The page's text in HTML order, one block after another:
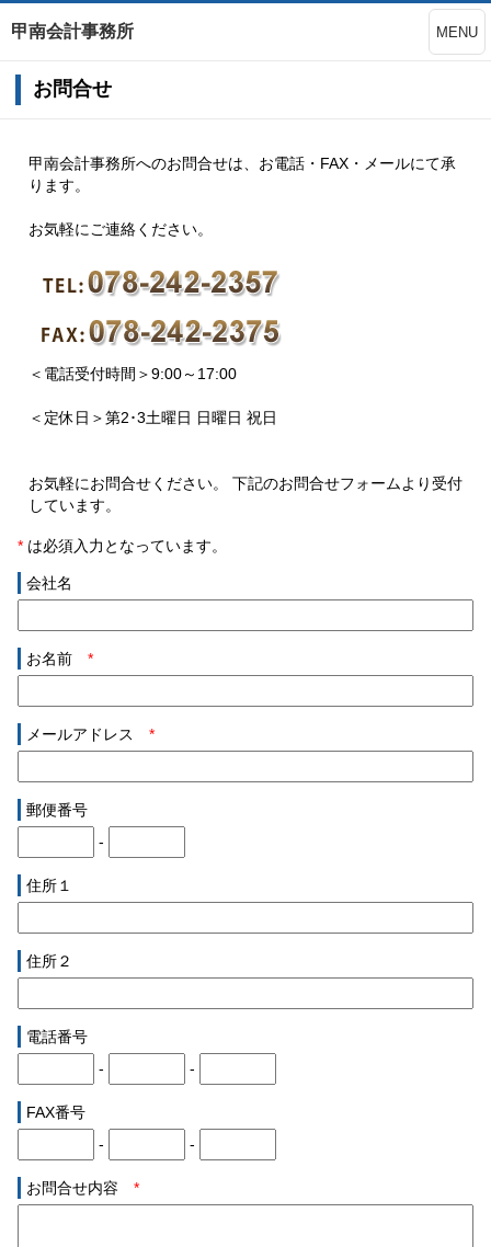
甲南会計事務所 MENU
お問合せ
甲南会計事務所へのお問合せは、お電話・FAX・メールにて承
ります。
お気軽にご連絡ください。
＜電話受付時間＞9:00～17:00
＜定休日＞第2･3土曜日 日曜日 祝日
お気軽にお問合せください。 下記のお問合せフォームより受付
しています。
* は必須入力となっています。
会社名
お名前 *
メールアドレス *
郵便番号
-
住所１
住所２
電話番号
-
-
FAX番号
-
-
お問合せ内容 *